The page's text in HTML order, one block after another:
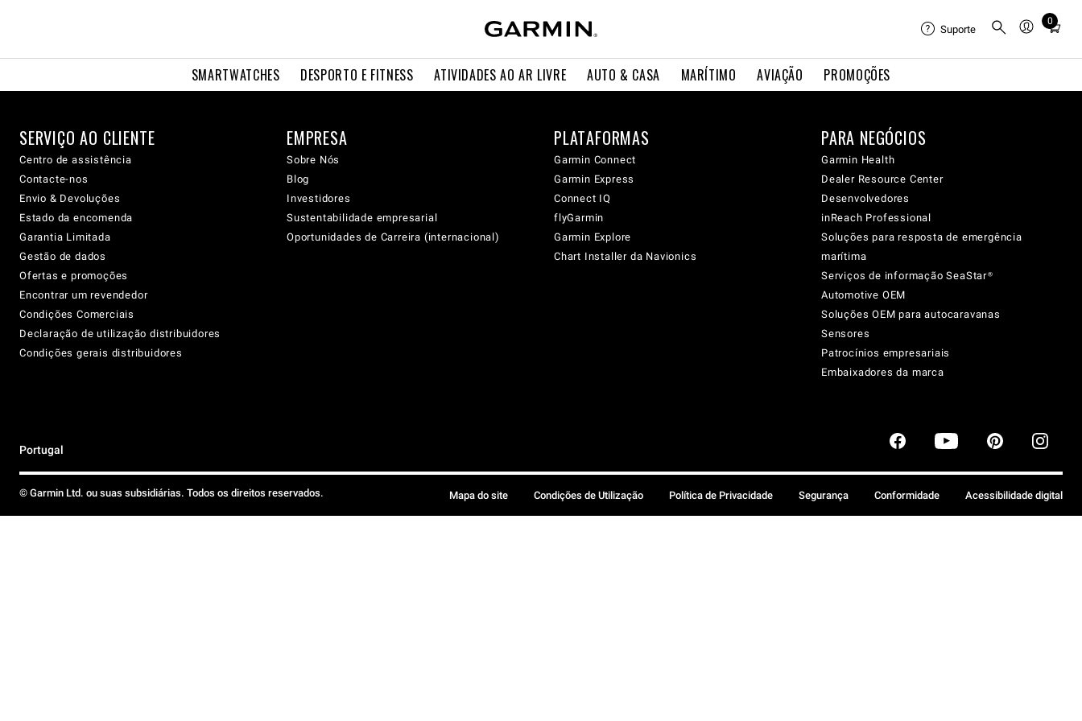
SMARTWATCHES DESPORTO E FITNESS ATIVIDADES AO AR LIVRE AUTO & CASA MARÍTIMO AVIAÇÃO PROMOÇÕES
Suporte
0
Total
cart:
SERVIÇO AO CLIENTE
Centro de assistência
Contacte-nos
Envio & Devoluções
Estado da encomenda
Garantia Limitada
Gestão de dados
Ofertas e promoções
Encontrar um revendedor
Condições Comerciais
Declaração de utilização distribuidores
Condições gerais distribuidores
EMPRESA
Sobre Nós
Blog
Investidores
Sustentabilidade empresarial
Oportunidades de Carreira (internacional)
PLATAFORMAS
Garmin Connect
Garmin Express
Connect IQ
flyGarmin
Garmin Explore
Chart Installer da Navionics
PARA NEGÓCIOS
Garmin Health
Dealer Resource Center
Desenvolvedores
inReach Professional
Soluções para resposta de emergência
marítima
Serviços de informação SeaStar®
Automotive OEM
Soluções OEM para autocaravanas
Sensores
Patrocínios empresariais
Embaixadores da marca
Portugal
© Garmin Ltd. ou suas subsidiárias. Todos os direitos reservados. Mapa do site Condições de Utilização Política de Privacidade Segurança Conformidade Acessibilidade digital